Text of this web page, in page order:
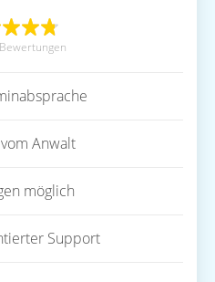
Anwalt
möglich
Support